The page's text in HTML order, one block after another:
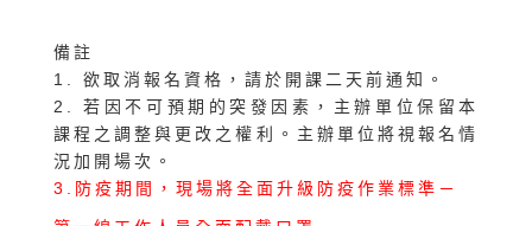
備註
1. 欲取消報名資格，請於開課二天前通知。
2. 若因不可預期的突發因素，主辦單位保留本
課程之調整與更改之權利。主辦單位將視報名情
況加開場次。
3.防疫期間，現場將全面升級防疫作業標準－